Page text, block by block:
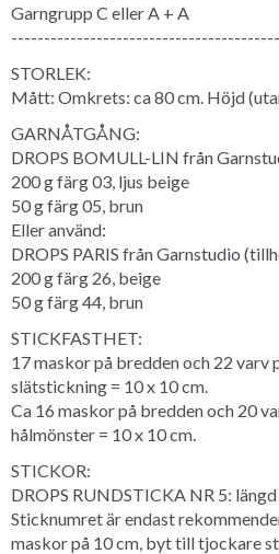
Garngrupp C eller A + A
STORLEK:
Mått: Omkrets: ca 80 cm. Höjd
GARNÅTGÅNG:
DROPS BOMULL-LIN från
200 g färg 03, ljus beige
50 g färg 05, brun
Eller använd:
DROPS PARIS från Garnstudio
200 g färg 26, beige
50 g färg 44, brun
STICKFASTHET:
17 maskor på bredden och 22 varv
slätstickning = 10 x 10 cm.
Ca 16 maskor på bredden och 20
hålmönster = 10 x 10 cm.
STICKOR:
DROPS RUNDSTICKA NR 5: längd
Sticknumret är endast
maskor på 10 cm, byt till tjockare